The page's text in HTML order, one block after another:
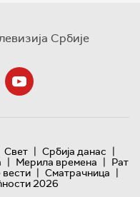
Србије
Свет | Србија данас |
| Мерила времена | Рат
| Сматрачница |
2026